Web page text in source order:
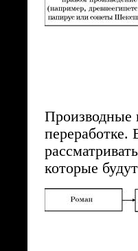
Производные
переработке.
которые